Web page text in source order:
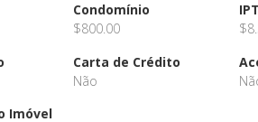
Condomínio
$800.00
Carta de Crédito
Não
Imóvel